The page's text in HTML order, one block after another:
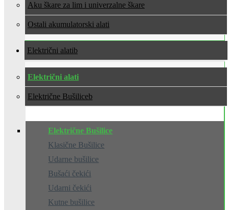
Aku škare za lim i univerzalne škare
Ostali akumulatorski alati
Električni alati
Električni alati
Električne Bušilice
Električne Bušilice
Klasične Bušilice
Udarne bušilice
Bušaći čekići
Udarni čekići
Kutne bušilice